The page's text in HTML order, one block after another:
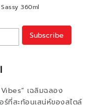
360ml
เฉลิมฉลอง
ร์ที่สะท้อนเสน่ห์ของสไตล์
Subscribe